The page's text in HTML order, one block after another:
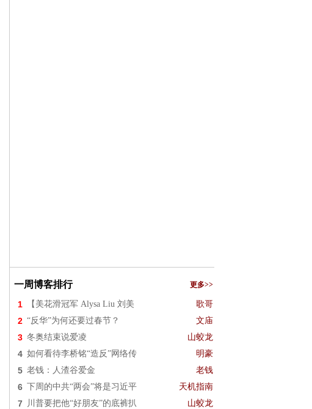
一周博客排行 更多>>
1 【美花滑冠军 Alysa Liu 刘美 歌哥
2 “反华”为何还要过春节？ 文庙
3 冬奥结束说爱凌 山蛟龙
4 如何看待李桥铭“造反”网络传 明豪
5 老钱：人渣谷爱金 老钱
6 下周的中共“两会”将是习近平 天机指南
7 川普要把他“好朋友”的底裤扒 山蛟龙